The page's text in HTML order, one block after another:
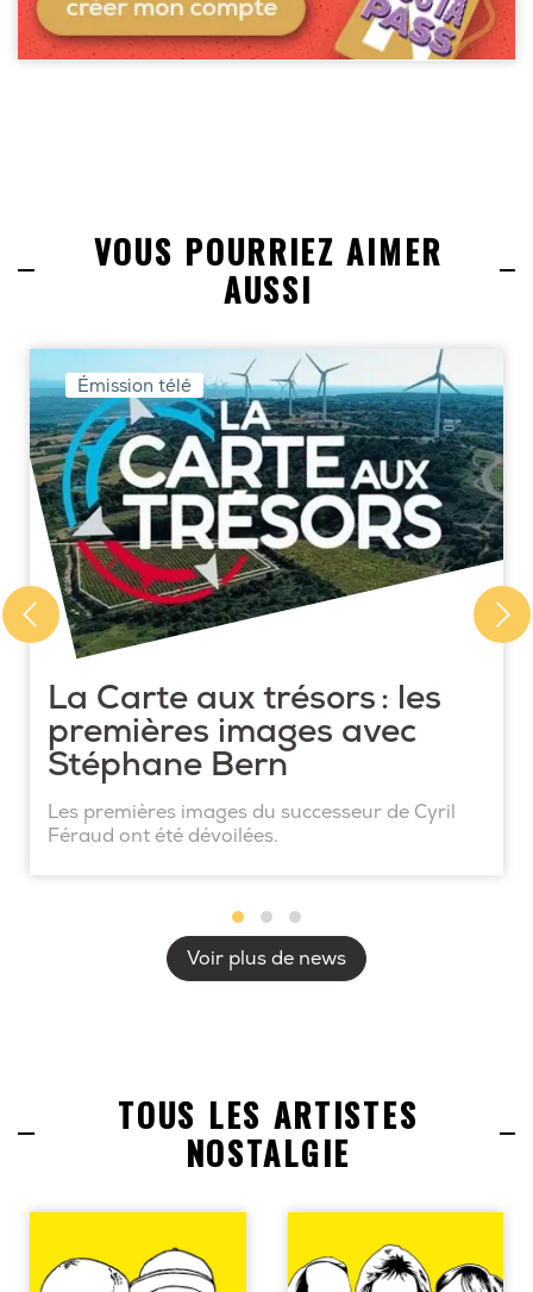
VOUS POURRIEZ AIMER
AUSSI
Émission télé
La Carte aux trésors : les
premières images avec
Stéphane Bern
Les premières images du successeur de Cyril
Féraud ont été dévoilées.
Voir plus de news
TOUS LES ARTISTES
NOSTALGIE